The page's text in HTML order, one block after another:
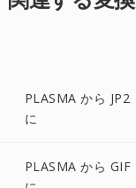
PLASMA から JP2
に
PLASMA から GIF